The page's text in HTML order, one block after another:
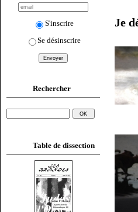
S'inscrire
Se désinscrire
Rechercher
Table de dissection
Je